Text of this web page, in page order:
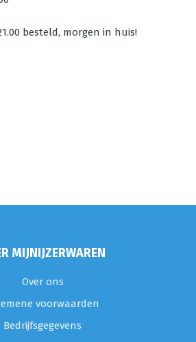
besteld, morgen in huis!
MIJNIJZERWAREN
Over ons
voorwaarden
Bedrijfsgegevens